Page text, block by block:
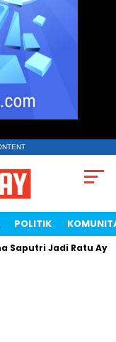
POLITIK
Jadi Ratu Ayam